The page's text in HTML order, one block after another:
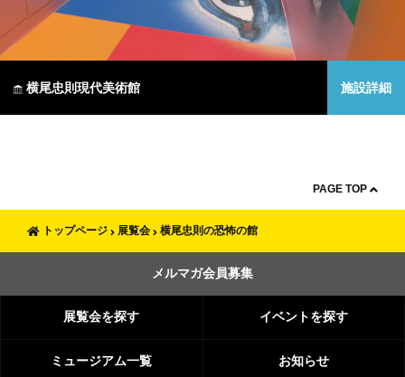
横尾忠則現代美術館 施設詳細
PAGE TOP
トップページ 展覧会 横尾忠則の恐怖の館
メルマガ会員募集
展覧会を探す イベントを探す
ミュージアム一覧 お知らせ